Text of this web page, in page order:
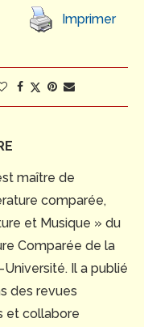
Imprimer
maître de
comparée,
et Musique » du
Comparée de la
Il a publié
des revues
et collabore